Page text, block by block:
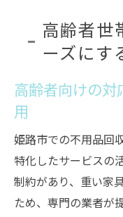
高齢者世
ーズにす
高齢者向けの
用
姫路市での不用品回
特化したサービスの
制約があり、重い家
ため、専門の業者が